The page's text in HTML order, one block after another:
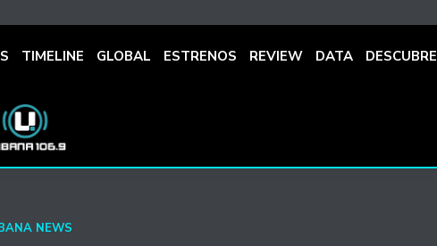
TIMELINE GLOBAL ESTRENOS REVIEW DATA DESCUBRE
NEWS